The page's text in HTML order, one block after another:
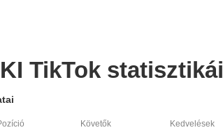
TikTok statisztikái
Követők Kedvelések